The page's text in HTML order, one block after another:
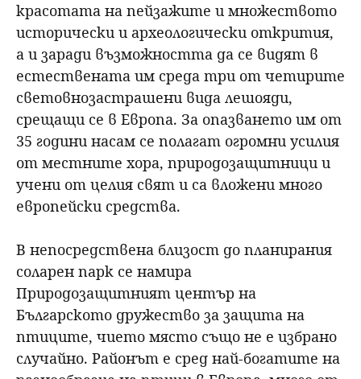
красотата на пейзажите и множеството
исторически и археологически открития,
а и заради възможността да се видят в
естествената им среда три от четирите
световнозастрашени вида лешояди,
срещащи се в Европа. За опазването им от
35 години насам се полагат огромни усилия
от местните хора, природозащитници и
учени от целия свят и са вложени много
европейски средства.
В непосредствена близост до планирания
соларен парк се намира
Природозащитният център на
Българското дружество за защита на
птиците, чието място също не е избрано
случайно. Районът е сред най-богатите на